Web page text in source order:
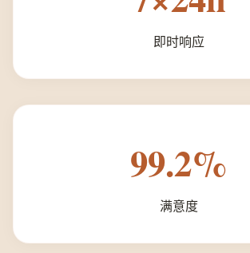
即时响应
99.2%
满意度